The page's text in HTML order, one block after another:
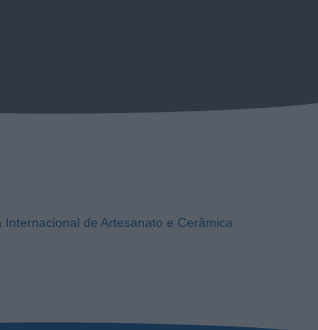
de Artesanato e Cerâmica